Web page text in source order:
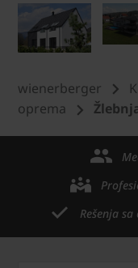
wienerberger
oprema
Rešenja